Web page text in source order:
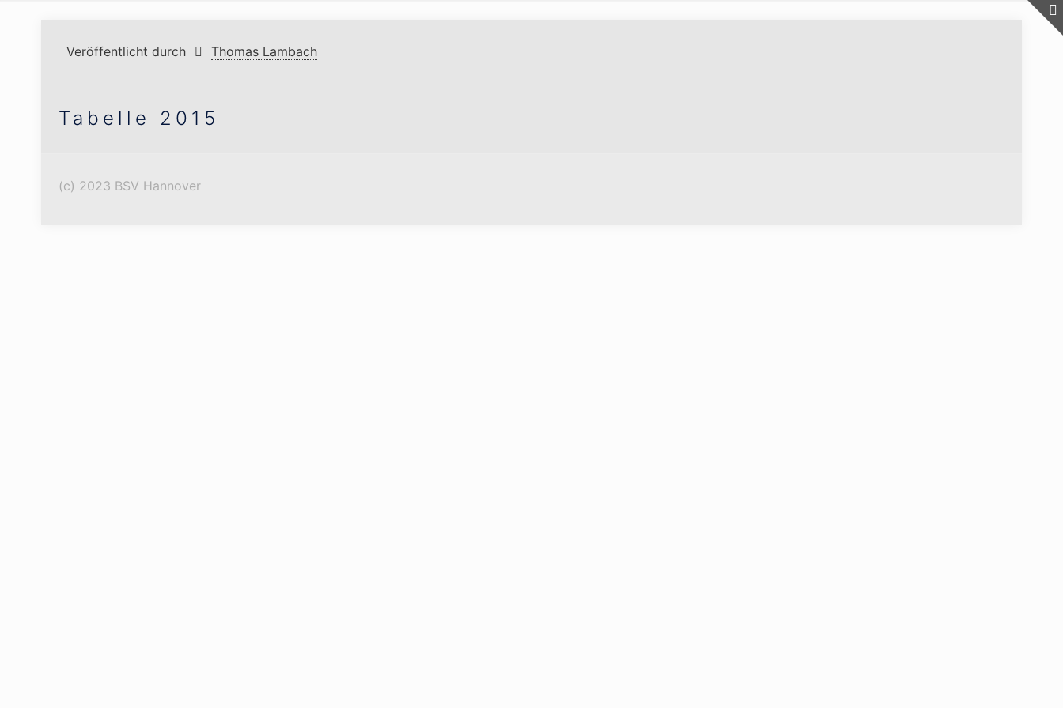
Veröffentlicht durch Thomas Lambach
Tabelle 2015
(c) 2023 BSV Hannover